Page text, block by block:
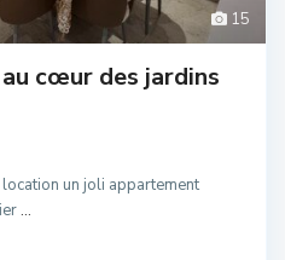
15
cœur des jardins
un joli appartement
...